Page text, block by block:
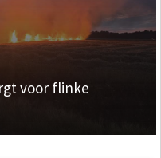
voor flinke